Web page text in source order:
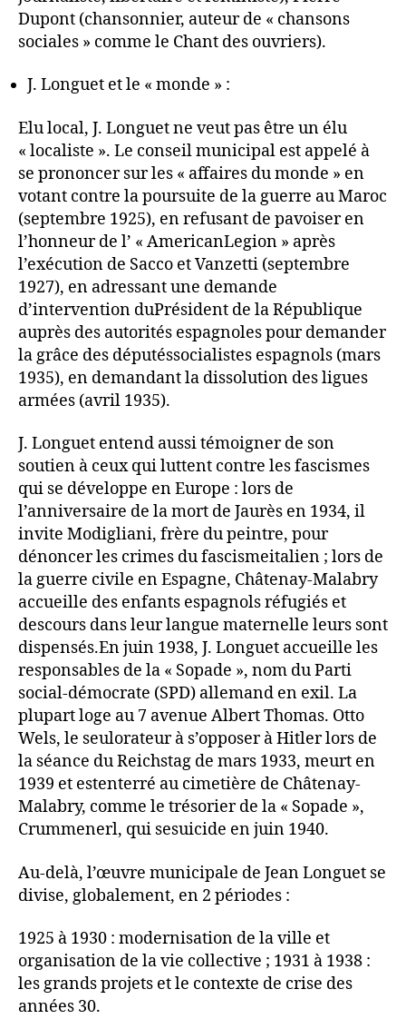
Dupont (chansonnier, auteur de « chansons
sociales » comme le Chant des ouvriers).
J. Longuet et le « monde » :
Elu local, J. Longuet ne veut pas être un élu
« localiste ». Le conseil municipal est appelé à
se prononcer sur les « affaires du monde » en
votant contre la poursuite de la guerre au Maroc
(septembre 1925), en refusant de pavoiser en
l’honneur de l’ « AmericanLegion » après
l’exécution de Sacco et Vanzetti (septembre
1927), en adressant une demande
d’intervention duPrésident de la République
auprès des autorités espagnoles pour demander
la grâce des députéssocialistes espagnols (mars
1935), en demandant la dissolution des ligues
armées (avril 1935).
J. Longuet entend aussi témoigner de son
soutien à ceux qui luttent contre les fascismes
qui se développe en Europe : lors de
l’anniversaire de la mort de Jaurès en 1934, il
invite Modigliani, frère du peintre, pour
dénoncer les crimes du fascismeitalien ; lors de
la guerre civile en Espagne, Châtenay-Malabry
accueille des enfants espagnols réfugiés et
descours dans leur langue maternelle leurs sont
dispensés.En juin 1938, J. Longuet accueille les
responsables de la « Sopade », nom du Parti
social-démocrate (SPD) allemand en exil. La
plupart loge au 7 avenue Albert Thomas. Otto
Wels, le seulorateur à s’opposer à Hitler lors de
la séance du Reichstag de mars 1933, meurt en
1939 et estenterré au cimetière de Châtenay-
Malabry, comme le trésorier de la « Sopade »,
Crummenerl, qui sesuicide en juin 1940.
Au-delà, l’œuvre municipale de Jean Longuet se
divise, globalement, en 2 périodes :
1925 à 1930 : modernisation de la ville et
organisation de la vie collective ; 1931 à 1938 :
les grands projets et le contexte de crise des
années 30.